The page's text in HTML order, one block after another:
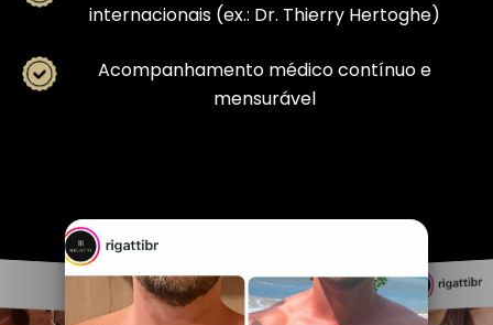
internacionais (ex.: Dr. Thierry Hertoghe)
Acompanhamento médico contínuo e
mensurável